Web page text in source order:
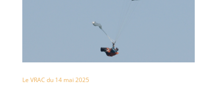
Le VRAC du 14 mai 2025